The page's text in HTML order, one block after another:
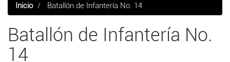
Inicio Batallón de Infantería No. 14
Batallón de Infantería No.
14